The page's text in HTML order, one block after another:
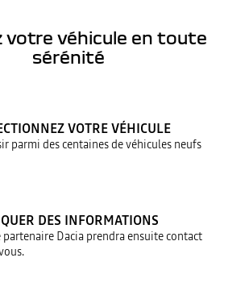
votre véhicule en toute
sérénité
VOTRE VÉHICULE
parmi des centaines de véhicules neufs
DES INFORMATIONS
partenaire Dacia prendra ensuite contact